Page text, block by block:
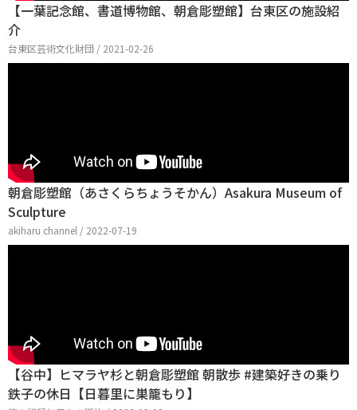
【一葉記念館、書道博物館、朝倉彫塑館】台東区の施設紹
介
台東区芸術文化財団 / 2021-02-26
朝倉彫塑館（あさくらちょうそかん）Asakura Museum of
Sculpture
akiharu channel / 2022-07-19
【谷中】ヒマラヤ杉と朝倉彫塑館 朝散歩 #建築好きの乗り
鉄子の休日【日暮里に巣籠もり】